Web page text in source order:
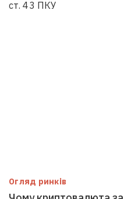
ст. 43 ПКУ
Огляд ринків